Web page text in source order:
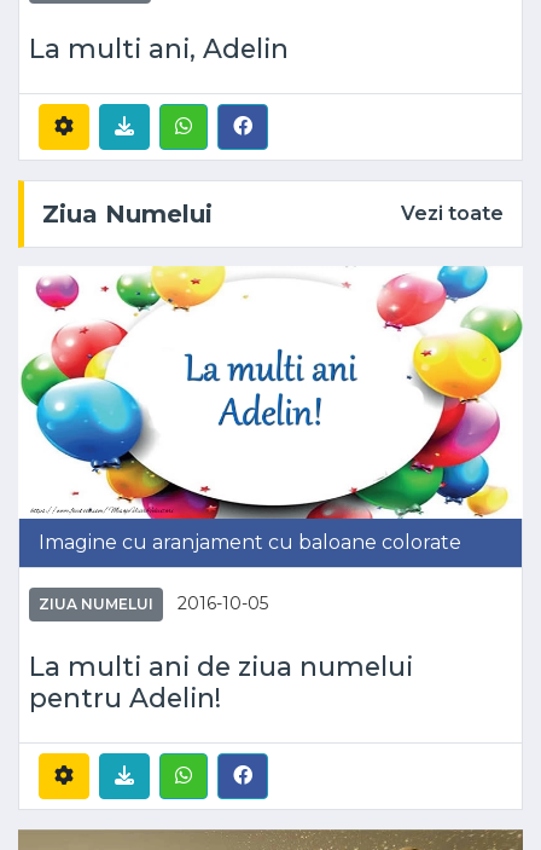
La multi ani, Adelin
Ziua Numelui Vezi toate
Imagine cu aranjament cu baloane colorate
ZIUA NUMELUI 2016-10-05
La multi ani de ziua numelui
pentru Adelin!